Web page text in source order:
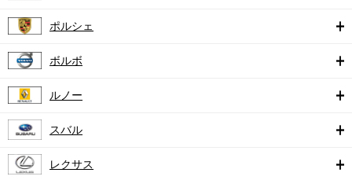
ポルシェ
ボルボ
ルノー
スバル
レクサス